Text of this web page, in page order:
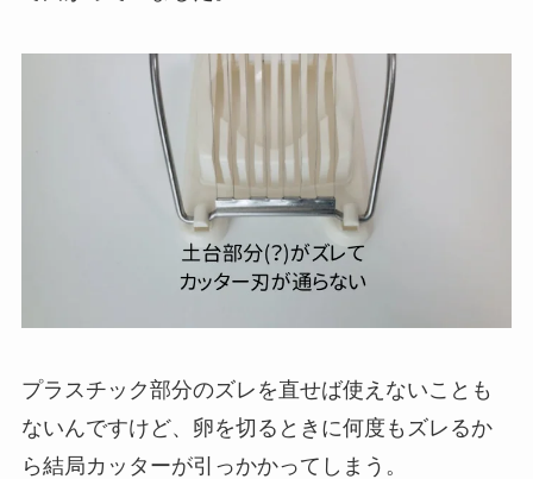
プラスチック部分のズレを直せば使えないことも
ないんですけど、卵を切るときに何度もズレるか
ら結局カッターが引っかかってしまう。